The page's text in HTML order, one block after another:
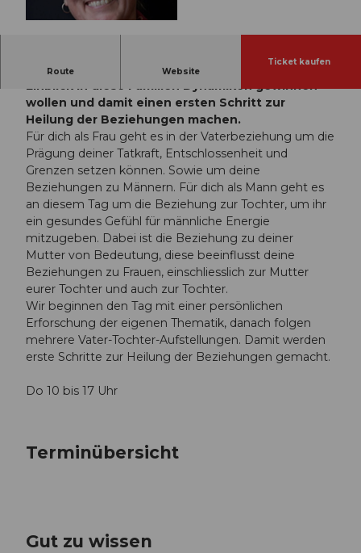
Route Website
Ticket kaufen
Willkommen sind Frauen und Männer, die mehr
Einblick in diese Familien Dynamiken gewinnen
wollen und damit einen ersten Schritt zur
Heilung der Beziehungen machen.
Für dich als Frau geht es in der Vaterbeziehung um die
Prägung deiner Tatkraft, Entschlossenheit und
Grenzen setzen können. Sowie um deine
Beziehungen zu Männern. Für dich als Mann geht es
an diesem Tag um die Beziehung zur Tochter, um ihr
ein gesundes Gefühl für männliche Energie
mitzugeben. Dabei ist die Beziehung zu deiner
Mutter von Bedeutung, diese beeinflusst deine
Beziehungen zu Frauen, einschliesslich zur Mutter
eurer Tochter und auch zur Tochter.
Wir beginnen den Tag mit einer persönlichen
Erforschung der eigenen Thematik, danach folgen
mehrere Vater-Tochter-Aufstellungen. Damit werden
erste Schritte zur Heilung der Beziehungen gemacht.
Do 10 bis 17 Uhr
Terminübersicht
Gut zu wissen